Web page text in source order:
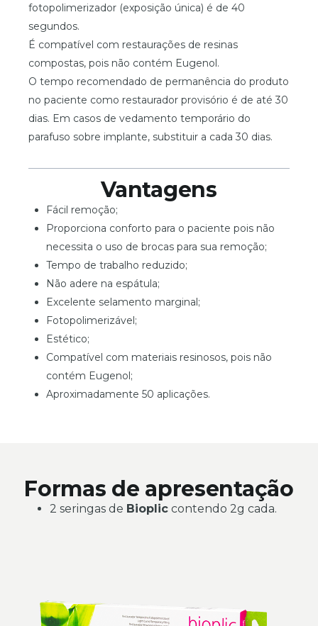
fotopolimerizador (exposição única) é de 40
segundos.
É compatível com restaurações de resinas
compostas, pois não contém Eugenol.
O tempo recomendado de permanência do produto
no paciente como restaurador provisório é de até 30
dias. Em casos de vedamento temporário do
parafuso sobre implante, substituir a cada 30 dias.
Vantagens
Fácil remoção;
Proporciona conforto para o paciente pois não
necessita o uso de brocas para sua remoção;
Tempo de trabalho reduzido;
Não adere na espátula;
Excelente selamento marginal;
Fotopolimerizável;
Estético;
Compatível com materiais resinosos, pois não
contém Eugenol;
Aproximadamente 50 aplicações.
Formas de apresentação
2 seringas de Bioplic contendo 2g cada.